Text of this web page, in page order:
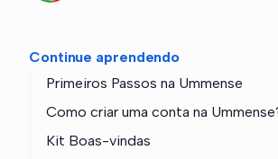
Continue aprendendo
Primeiros Passos na Ummense
Como criar uma conta na
Kit Boas-vindas